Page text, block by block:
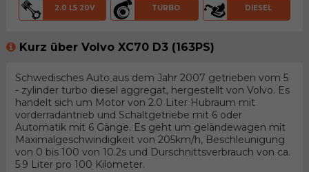
2.0 L5 20V TURBO DIESEL
Kurz über Volvo XC70 D3 (163PS)
Schwedisches Auto aus dem Jahr 2007 getrieben vom 5
- zylinder turbo diesel aggregat, hergestellt von Volvo. Es
handelt sich um Motor von 2.0 Liter Hubraum mit
vorderradantrieb und Schaltgetriebe mit 6 oder
Automatik mit 6 Gänge. Es geht um geländewagen mit
Maximalgeschwindigkeit von 205km/h, Beschleunigung
von 0 bis 100 von 10.2s und Durschnittsverbrauch von ca.
5.9 Liter pro 100 Kilometer.